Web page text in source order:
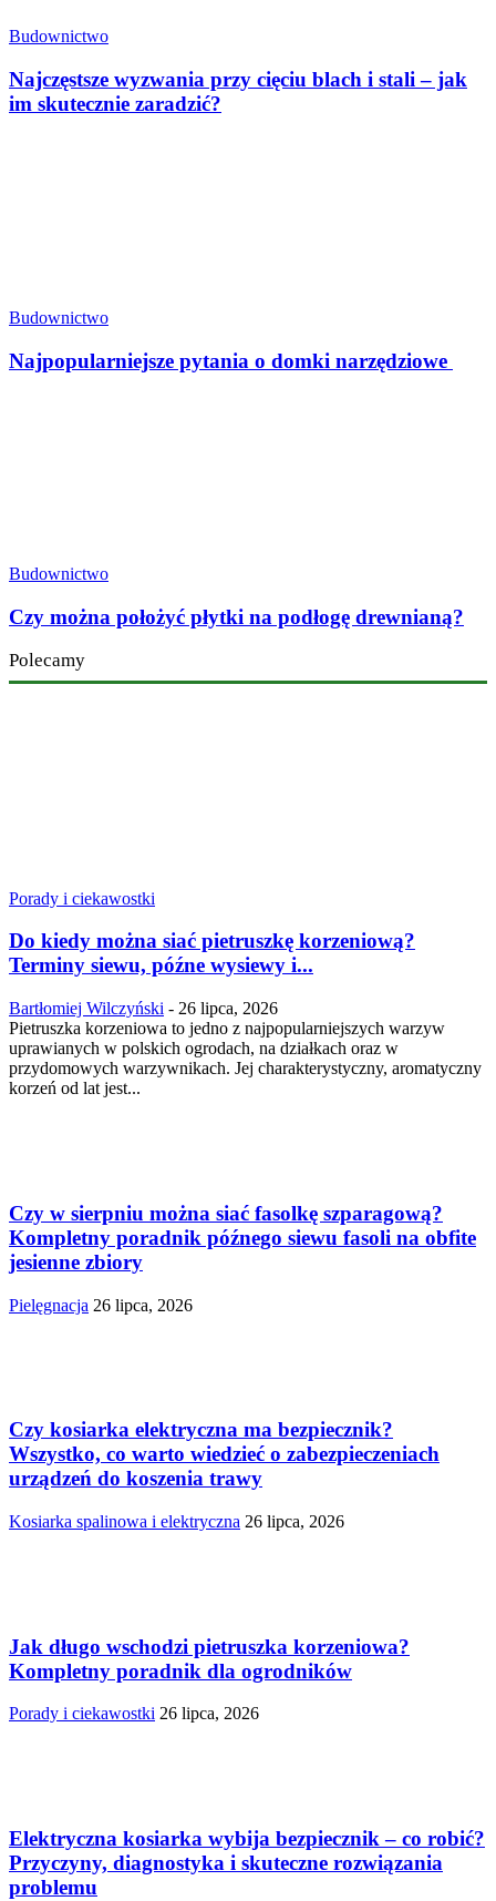
Budownictwo
Najczęstsze wyzwania przy cięciu blach i stali – jak
im skutecznie zaradzić?
Budownictwo
Najpopularniejsze pytania o domki narzędziowe
Budownictwo
Czy można położyć płytki na podłogę drewnianą?
Polecamy
Porady i ciekawostki
Do kiedy można siać pietruszkę korzeniową?
Terminy siewu, późne wysiewy i...
Bartłomiej Wilczyński - 26 lipca, 2026
Pietruszka korzeniowa to jedno z najpopularniejszych warzyw
uprawianych w polskich ogrodach, na działkach oraz w
przydomowych warzywnikach. Jej charakterystyczny, aromatyczny
korzeń od lat jest...
Czy w sierpniu można siać fasolkę szparagową?
Kompletny poradnik późnego siewu fasoli na obfite
jesienne zbiory
Pielęgnacja 26 lipca, 2026
Czy kosiarka elektryczna ma bezpiecznik?
Wszystko, co warto wiedzieć o zabezpieczeniach
urządzeń do koszenia trawy
Kosiarka spalinowa i elektryczna 26 lipca, 2026
Jak długo wschodzi pietruszka korzeniowa?
Kompletny poradnik dla ogrodników
Porady i ciekawostki 26 lipca, 2026
Elektryczna kosiarka wybija bezpiecznik – co robić?
Przyczyny, diagnostyka i skuteczne rozwiązania
problemu